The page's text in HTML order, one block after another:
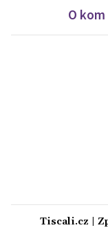
O
Tiscali.cz